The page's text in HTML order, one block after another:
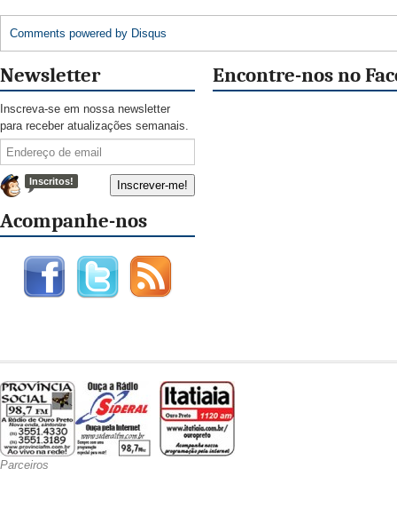
Comments powered by Disqus
Newsletter
Inscreva-se em nossa newsletter
para receber atualizações semanais.
Inscritos!
Acompanhe-nos
Encontre-nos no
Parceiros